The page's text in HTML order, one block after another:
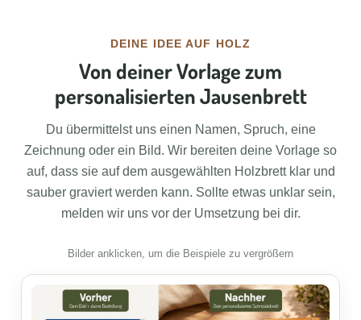
DEINE IDEE AUF HOLZ
Von deiner Vorlage zum
personalisierten Jausenbrett
Du übermittelst uns einen Namen, Spruch, eine
Zeichnung oder ein Bild. Wir bereiten deine Vorlage so
auf, dass sie auf dem ausgewählten Holzbrett klar und
sauber graviert werden kann. Sollte etwas unklar sein,
melden wir uns vor der Umsetzung bei dir.
Bilder anklicken, um die Beispiele zu vergrößern